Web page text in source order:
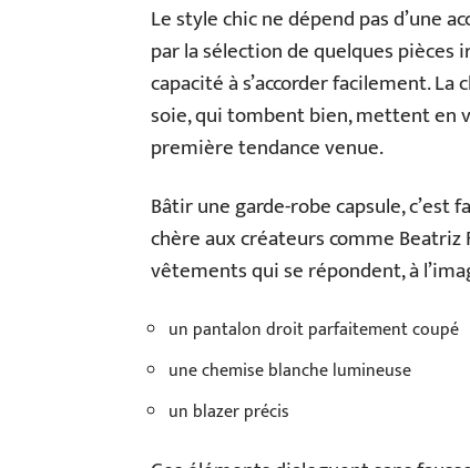
Le style chic ne dépend pas d’une
par la sélection de quelques
capacité à s’accorder facilement.
soie, qui tombent bien, mettent en
première tendance venue.
Bâtir une garde-robe capsule,
chère aux créateurs comme
vêtements qui se répondent, à
un pantalon droit parfaitement coupé
une chemise blanche lumineuse
un blazer précis